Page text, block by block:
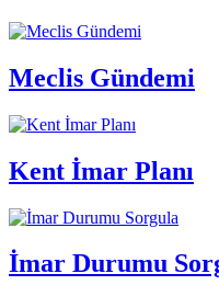
Meclis Gündemi
Kent İmar Planı
İmar Durumu